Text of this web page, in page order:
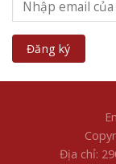
Địa chỉ: